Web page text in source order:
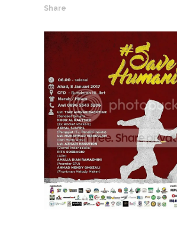
Share